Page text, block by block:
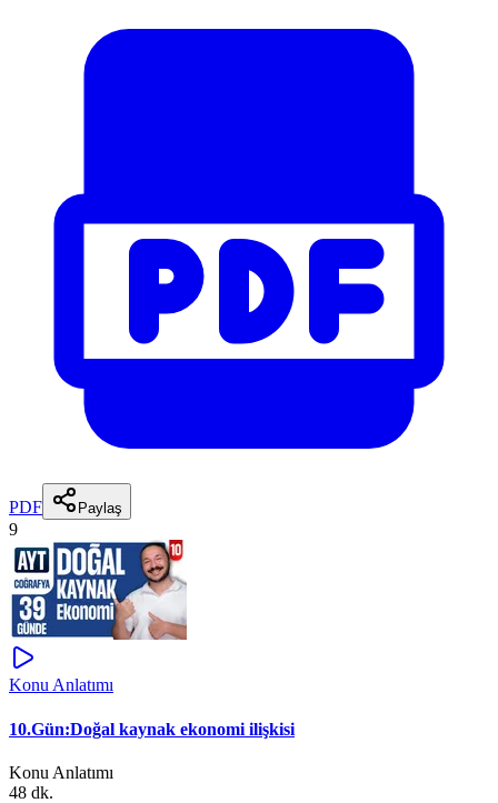
PDF Paylaş
9
Konu Anlatımı
10.Gün:Doğal kaynak ekonomi ilişkisi
Konu Anlatımı
48 dk.